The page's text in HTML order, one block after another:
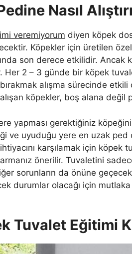
Nasıl
veremiyorum diyen köpek
Köpekler için üretilen
son derece etkilidir. Ancak
Her 2 – 3 günde bir köpek
alışma sürecinde
köpekler, boş alana değil
yapması gerektiğiniz
ve uyuduğu yere en uzak
karşılamak için köpek
önerilir. Tuvaletini
sorunların da önüne
durumlar olacağı için
Tuvalet Eğitimi